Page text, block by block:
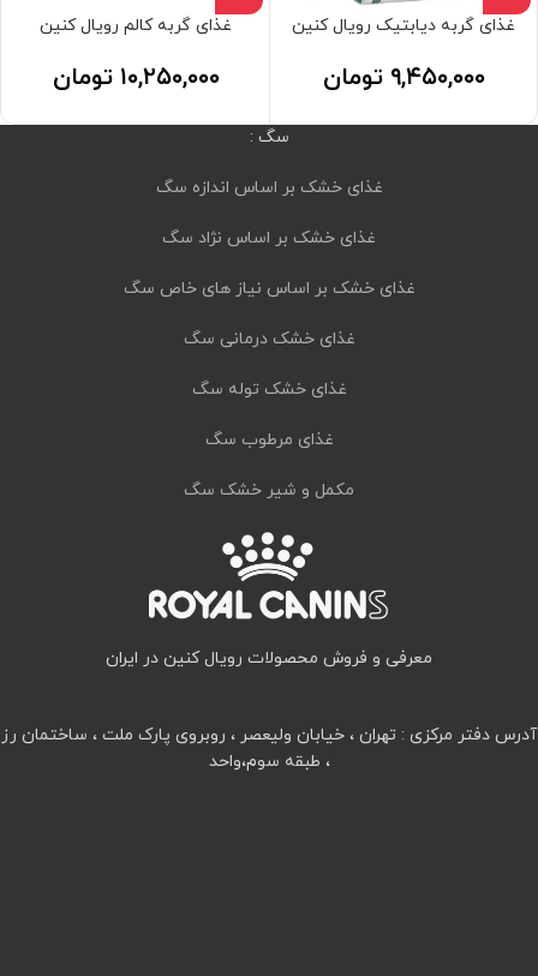
غذای گربه دیابتیک رویال کنین
۹,۴۵۰,۰۰۰ تومان
غذای گربه کالم رویال کنین
۱۰,۲۵۰,۰۰۰ تومان
سگ :
غذای خشک بر اساس اندازه سگ
غذای خشک بر اساس نژاد سگ
غذای خشک بر اساس نیاز های خاص سگ
غذای خشک درمانی سگ
غذای خشک توله سگ
غذای مرطوب سگ
مکمل و شیر خشک سگ
معرفی و فروش محصولات رویال کنین در ایران
آدرس دفتر مرکزی : تهران ، خیابان ولیعصر ، روبروی پارک ملت ، ساختمان رز
، طبقه سوم،واحد